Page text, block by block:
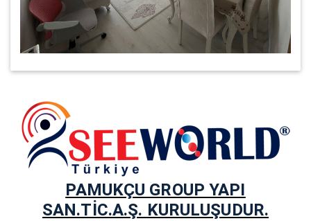
PAMUKÇU GROUP YAPI
SAN.TİC.A.Ş. KURULUŞUDUR.